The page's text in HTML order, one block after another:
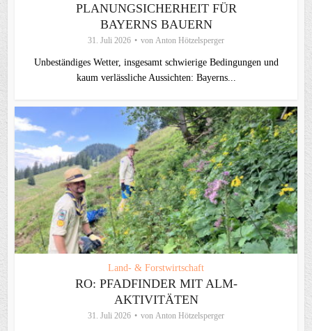
PLANUNGSICHERHEIT FÜR
BAYERNS BAUERN
31. Juli 2026 von Anton Hötzelsperger
Unbeständiges Wetter, insgesamt schwierige Bedingungen und
kaum verlässliche Aussichten: Bayerns...
Land- & Forstwirtschaft
RO: PFADFINDER MIT ALM-
AKTIVITÄTEN
31. Juli 2026 von Anton Hötzelsperger